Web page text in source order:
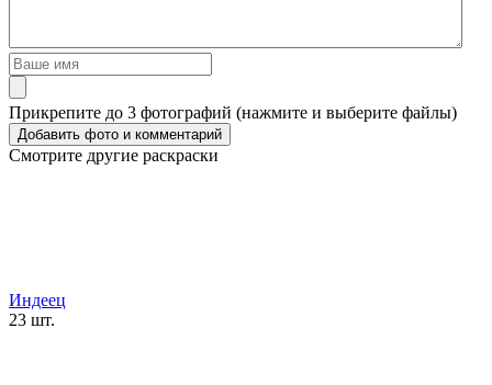
Прикрепите до 3 фотографий (нажмите и выберите файлы)
Смотрите другие раскраски
Индеец
23 шт.